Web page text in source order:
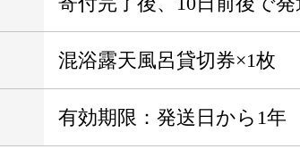
混浴露天風呂貸切券×1枚
有効期限：発送日から1年